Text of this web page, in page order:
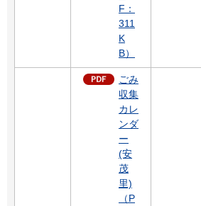
F：
311
K
B）
ごみ
収集
カレ
ンダ
ー
(安
茂
里)
（P